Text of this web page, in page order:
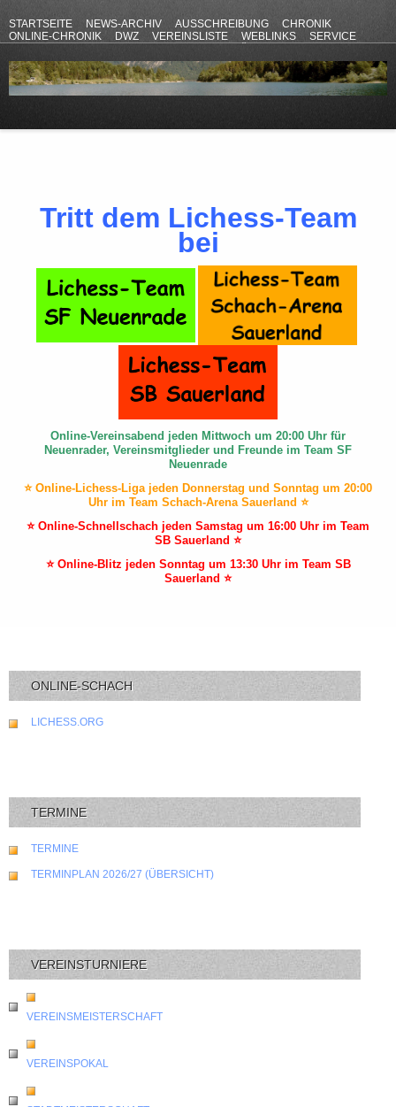
STARTSEITE NEWS-ARCHIV AUSSCHREIBUNG
CHRONIK
ONLINE-CHRONIK
DWZ VEREINSLISTE WEBLINKS
SERVICE
Tritt dem Lichess-Team
bei
Online-Vereinsabend jeden Mittwoch um 20:00 Uhr für
Neuenrader, Vereinsmitglieder und Freunde im Team SF
Neuenrade
⭐ Online-Lichess-Liga jeden Donnerstag und Sonntag um 20:00
Uhr im Team Schach-Arena Sauerland ⭐
⭐ Online-Schnellschach jeden Samstag um 16:00 Uhr im Team
SB Sauerland ⭐
⭐ Online-Blitz jeden Sonntag um 13:30 Uhr im Team SB
Sauerland ⭐
ONLINE-SCHACH
LICHESS.ORG
TERMINE
TERMINE
TERMINPLAN 2026/27 (ÜBERSICHT)
VEREINSTURNIERE
VEREINSMEISTERSCHAFT
VEREINSPOKAL